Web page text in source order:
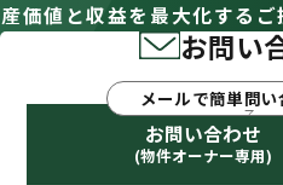
産価値と収益を最大化するご
お問い
メールで簡単問い
お問い合わせ
(物件オーナー専用)